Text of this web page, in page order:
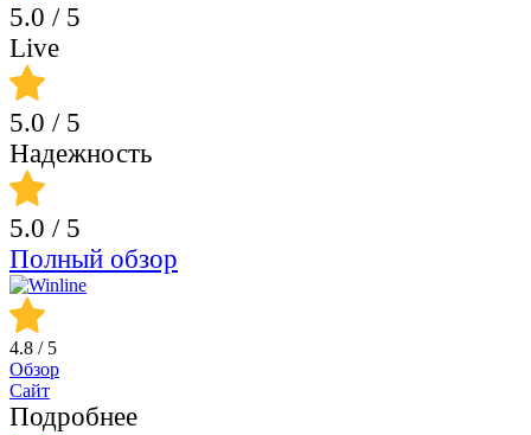
5.0 / 5
Live
5.0 / 5
Надежность
5.0 / 5
Полный обзор
4.8 / 5
Обзор
Сайт
Подробнее